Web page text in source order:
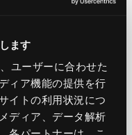
ます
ユーザーに合わせた
ィア機能の提供を行
イトの利用状況につ
ディア、データ解析